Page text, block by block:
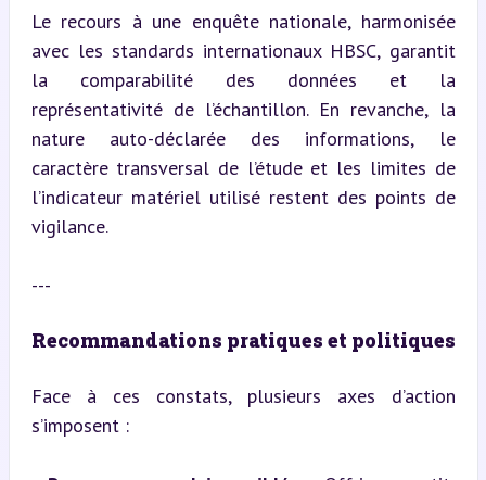
Le recours à une enquête nationale, harmonisée
avec les standards internationaux HBSC, garantit
la comparabilité des données et la
représentativité de l’échantillon. En revanche, la
nature auto-déclarée des informations, le
caractère transversal de l’étude et les limites de
l’indicateur matériel utilisé restent des points de
vigilance.
---
Recommandations pratiques et politiques
Face à ces constats, plusieurs axes d’action
s’imposent :